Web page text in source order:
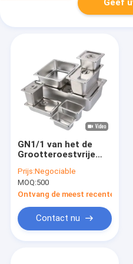
Geef
GN1/1 van het de
Grootteroestvrije
roestvrij
staalvoedsel de Pan,
Standaardpan van GN
Prijs:Negociable
MOQ:500
Ontvang de meest recente Prijs
Contact nu